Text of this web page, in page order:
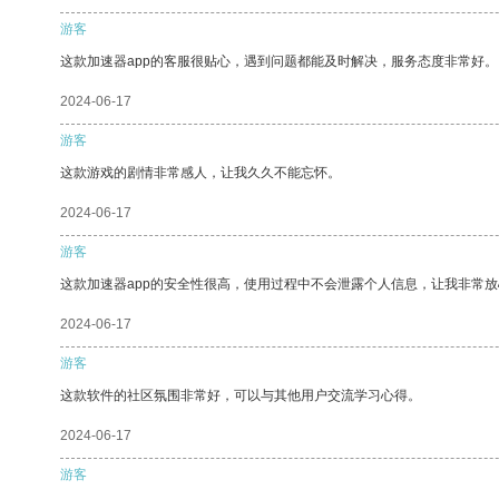
游客
这款加速器app的客服很贴心，遇到问题都能及时解决，服务态度非常好。
2024-06-17
游客
这款游戏的剧情非常感人，让我久久不能忘怀。
2024-06-17
游客
这款加速器app的安全性很高，使用过程中不会泄露个人信息，让我非常
2024-06-17
游客
这款软件的社区氛围非常好，可以与其他用户交流学习心得。
2024-06-17
游客